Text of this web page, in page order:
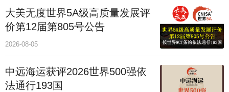
大美无度世界5A级高质量发展评
价第12届第805号公告
2026-08-05
中远海运获评2026世界500强依
法通行193国